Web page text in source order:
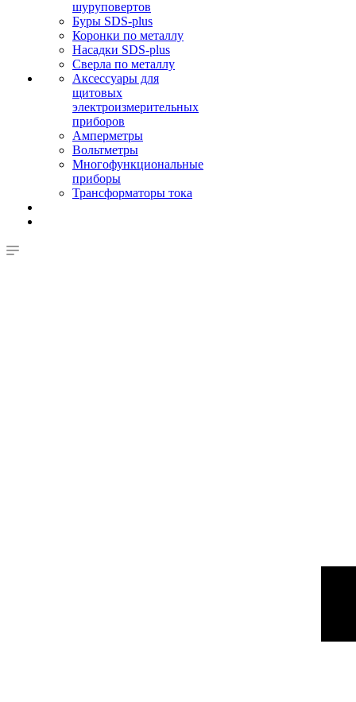
шуруповертов
Буры SDS-plus
Коронки по металлу
Насадки SDS-plus
Сверла по металлу
Аксессуары для
щитовых
электроизмерительных
приборов
Амперметры
Вольтметры
Многофункциональные
приборы
Трансформаторы тока